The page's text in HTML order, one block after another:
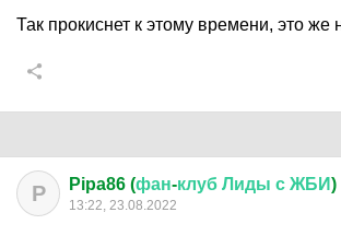
Так прокиснет к этому времени, это же
P Pipa86 (фан-клуб Лиды с ЖБИ)
13:22, 23.08.2022